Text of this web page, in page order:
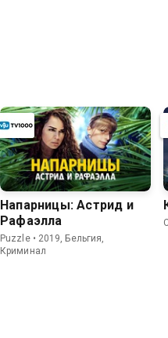
Напарницы: Астрид и
Рафаэлла
Puzzle • 2019, Бельгия,
Криминал